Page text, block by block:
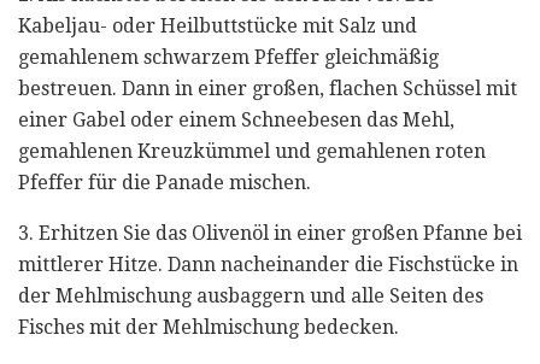
Kabeljau- oder Heilbuttstücke mit Salz und
gemahlenem schwarzem Pfeffer gleichmäßig
bestreuen. Dann in einer großen, flachen Schüssel mit
einer Gabel oder einem Schneebesen das Mehl,
gemahlenen Kreuzkümmel und gemahlenen roten
Pfeffer für die Panade mischen.
3. Erhitzen Sie das Olivenöl in einer großen Pfanne bei
mittlerer Hitze. Dann nacheinander die Fischstücke in
der Mehlmischung ausbaggern und alle Seiten des
Fisches mit der Mehlmischung bedecken.